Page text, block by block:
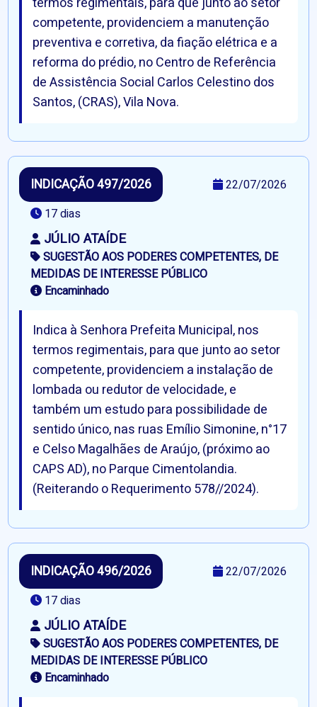
competente, providenciem a manutenção
preventiva e corretiva, da fiação elétrica e a
reforma do prédio, no Centro de Referência
de Assistência Social Carlos Celestino dos
Santos, (CRAS), Vila Nova.
INDICAÇÃO 497/2026
22/07/2026
17 dias
JÚLIO ATAÍDE
SUGESTÃO AOS PODERES COMPETENTES, DE
MEDIDAS DE INTERESSE PÚBLICO
Encaminhado
Indica à Senhora Prefeita Municipal, nos
termos regimentais, para que junto ao setor
competente, providenciem a instalação de
lombada ou redutor de velocidade, e
também um estudo para possibilidade de
sentido único, nas ruas Emílio Simonine, n°17
e Celso Magalhães de Araújo, (próximo ao
CAPS AD), no Parque Cimentolandia.
(Reiterando o Requerimento 578//2024).
INDICAÇÃO 496/2026
22/07/2026
17 dias
JÚLIO ATAÍDE
SUGESTÃO AOS PODERES COMPETENTES, DE
MEDIDAS DE INTERESSE PÚBLICO
Encaminhado